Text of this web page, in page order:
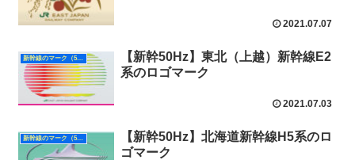
2021.07.07
新幹線のマーク（50Hz）
【新幹50Hz】東北（上越）新幹線E2
系のロゴマーク
2021.07.03
新幹線のマーク（50Hz）
【新幹50Hz】北海道新幹線H5系のロ
ゴマーク